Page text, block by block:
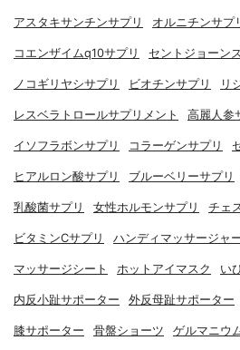
アスタキサンチンサプリ オルニチンサプ
コエンザイムq10サプリ セントジョーン
ノコギリヤシサプリ ビオチンサプリ リ
レスベラトロールサプリメント 高麗人参
イソフラボンサプリ コラーゲンサプリ
ヒアルロン酸サプリ ブルーベリーサプリ
乳酸菌サプリ 女性ホルモンサプリ チェ
ビタミンCサプリ ハンディマッサージャ
マッサージシート ホットアイマスク い
内反小趾サポーター 外反母趾サポーター
膝サポーター 骨盤ショーツ ゲルマニウ